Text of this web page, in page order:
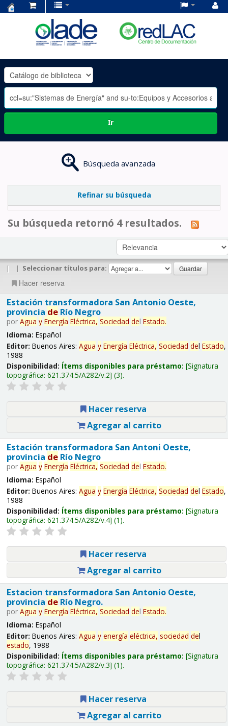
OLADE
-
Ir
Búsqueda avanzada
Refinar su búsqueda
Su búsqueda retornó 4 resultados.
| | Seleccionar títulos para:
Hacer reserva
Estación transformadora San Antonio Oeste,
provincia deRío Negro
por Agua y Energía Eléctrica, Sociedad del Estado.
Idioma: Español
Editor: Buenos Aires: Agua y Energía Eléctrica, Sociedad del Estado,
1988
Disponibilidad: Ítems disponibles para préstamo: Signatura
topográfica: 621.374.5/A282/v.2 (3).
Hacer reserva
Agregar al carrito
Estación transformadora San Antoni Oeste,
provincia deRío Negro
por Agua y Energía Eléctrica, Sociedad del Estado.
Idioma: Español
Editor: Buenos Aires: Agua y Energía Eléctrica, Sociedad del Estado,
1988
Disponibilidad: Ítems disponibles para préstamo: Signatura
topográfica: 621.374.5/A282/v.4 (1).
Hacer reserva
Agregar al carrito
Estacion transformadora San Antonio Oeste,
provincia deRío Negro.
por Agua y Energía Eléctrica, Sociedad del Estado.
Idioma: Español
Editor: Buenos Aires: Agua y energía eléctrica, sociedad del
estado, 1988
Disponibilidad: Ítems disponibles para préstamo: Signatura
topográfica: 621.374.5/A282/v.3 (1).
Hacer reserva
Agregar al carrito